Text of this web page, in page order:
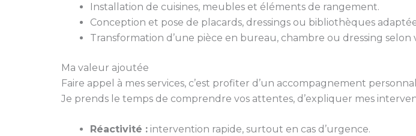
Installation de cuisines, meubles et éléments de rangement.
Conception et pose de placards, dressings ou bibliothèques
Transformation d’une pièce en bureau, chambre ou dressing selon
Ma valeur ajoutée
Faire appel à mes services, c’est profiter d’un accompagnement
Je prends le temps de comprendre vos attentes, d’expliquer mes
Réactivité : intervention rapide, surtout en cas d’urgence.